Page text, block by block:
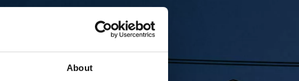
About